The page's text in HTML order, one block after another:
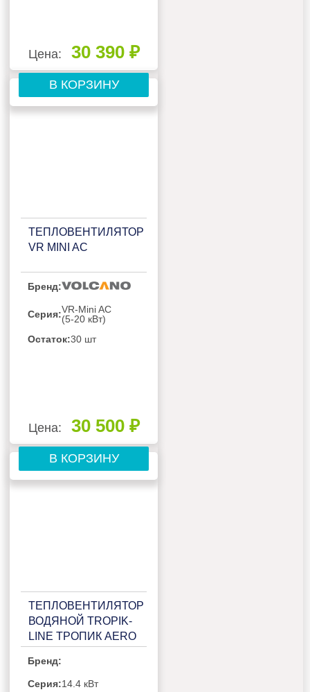
Цена: 30 390 ₽
В КОРЗИНУ
ТЕПЛОВЕНТИЛЯТОР
VR MINI AC
Бренд:
Серия:VR-Mini AC
(5-20 кВт)
Остаток:30 шт
Цена: 30 500 ₽
В КОРЗИНУ
ТЕПЛОВЕНТИЛЯТОР
ВОДЯНОЙ TROPIK-
LINE ТРОПИК AERO
Бренд:
Серия:14.4 кВт